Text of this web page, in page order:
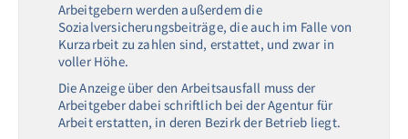
Arbeitgebern werden außerdem die
Sozialversicherungsbeiträge, die auch im Falle von
Kurzarbeit zu zahlen sind, erstattet, und zwar in
voller Höhe.
Die Anzeige über den Arbeitsausfall muss der
Arbeitgeber dabei schriftlich bei der Agentur für
Arbeit erstatten, in deren Bezirk der Betrieb liegt.